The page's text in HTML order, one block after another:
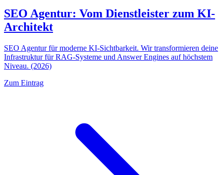
SEO Agentur: Vom Dienstleister zum KI-
Architekt
SEO Agentur für moderne KI-Sichtbarkeit. Wir transformieren deine
Infrastruktur für RAG-Systeme und Answer Engines auf höchstem
Niveau. (2026)
Zum Eintrag